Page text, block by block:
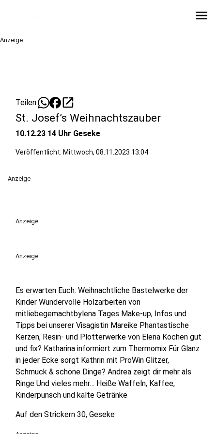
menu
Anzeige
Teilen: open_in_new
St. Josef’s Weihnachtszauber
10.12.23 14 Uhr Geseke
Veröffentlicht: Mittwoch, 08.11.2023 13:04
Anzeige
Anzeige
Anzeige
Es erwarten Euch: Weihnachtliche Bastelwerke der
Kinder Wundervolle Holzarbeiten von
mitliebegemachtbylena Tages Make-up, Infos und
Tipps bei unserer Visagistin Mareike Phantastische
Kerzen, Resin- und Plotterwerke von Elena Kochen gut
und fix? Katharina informiert zum Thermomix Für Glanz
in jeder Ecke sorgt Kathrin mit ProWin Glitzer,
Schmuck & schöne Dinge? Andrea zeigt dir mehr als
Ringe Und vieles mehr… Heiße Waffeln, Kaffee,
Kinderpunsch und kalte Getränke
Auf den Strickern 30, Geseke